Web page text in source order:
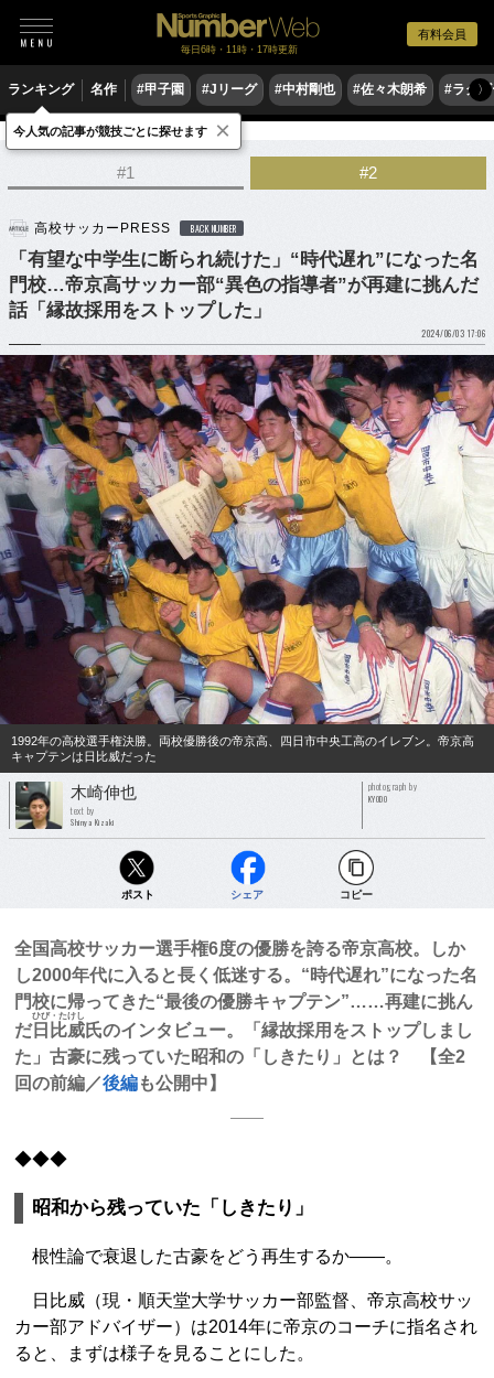
有料会員
毎日6時・11時・17時更新
ランキング 名作 #甲子園 #Jリーグ #中村剛也 #佐々木朗希 #ラグ〉
サッカー 高校サッカー
#1 #2
高校サッカーPRESS BACK NUMBER
「有望な中学生に断られ続けた」“時代遅れ”になった名
門校…帝京高サッカー部“異色の指導者”が再建に挑んだ
話「縁故採用をストップした」
2024/06/03 17:06
1992年の高校選手権決勝。両校優勝後の帝京高、四日市中央工高のイレブン。帝京高
キャプテンは日比威だった
木崎伸也
text by
Shinya Kizaki
photograph by
KYODO
ポスト シェア コピー
全国高校サッカー選手権6度の優勝を誇る帝京高校。しか
し2000年代に入ると長く低迷する。“時代遅れ”になった名
門校に帰ってきた“最後の優勝キャプテン”……再建に挑ん
だ日比威
ひび・たけし
氏のインタビュー。「縁故採用をストップしまし
た」古豪に残っていた昭和の「しきたり」とは？ 【全2
回の前編／後編も公開中】
◆◆◆
昭和から残っていた「しきたり」
根性論で衰退した古豪をどう再生するか――。
日比威（現・順天堂大学サッカー部監督、帝京高校サッ
カー部アドバイザー）は2014年に帝京のコーチに指名され
ると、まずは様子を見ることにした。
今人気の記事が競技ごとに探せます ×